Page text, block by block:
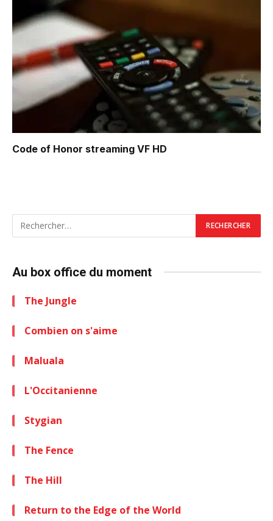
Code of Honor streaming VF HD
Au box office du moment
The Jungle
Combien on s'aime
Maluala
L'Occitanienne
Stygian
The Fence
The Hill
Return to the Edge of the World